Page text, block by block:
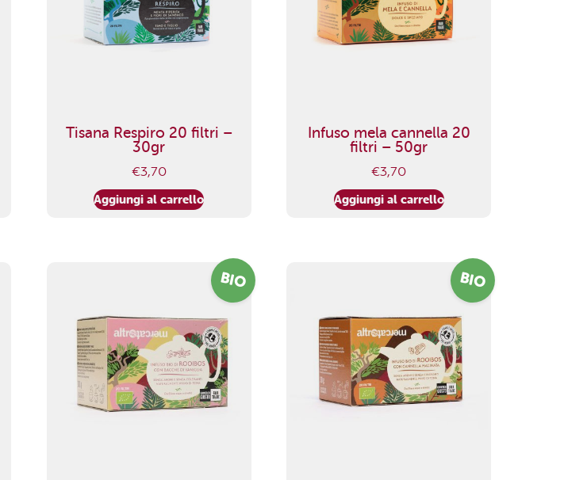
Tisana Respiro 20 filtri –
30gr
€3,70
Aggiungi al carrello
Infuso mela cannella 20
filtri – 50gr
€3,70
Aggiungi al carrello
BIO BIO